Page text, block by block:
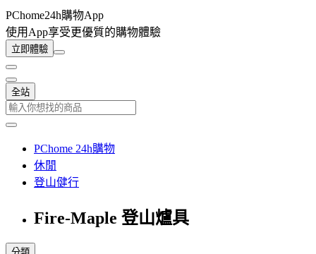
PChome24h購物App
使用App享受更優質的購物體驗
立即體驗
全站
PChome 24h購物
休閒
登山健行
Fire-Maple 登山爐具